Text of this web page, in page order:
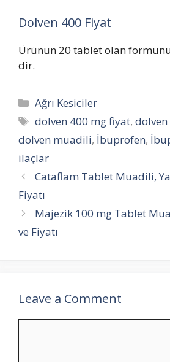
Dolven 400 Fiyat
Ürünün 20 tablet olan
dir.
Categories
Ağrı Kesiciler
Tags
dolven 400 mg fiyat,dolven
dolven muadili, İbuprofen,
ilaçlar
Cataflam Tablet Muadili,
Fiyatı
Majezik 100 mg Tablet
ve Fiyatı
Leave a Comment